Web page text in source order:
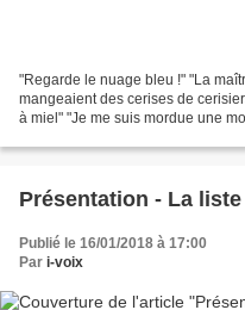
"Regarde le nuage bleu !" "La
mangeaient des cerises de
à miel" "Je me suis mordue une
Présentation - La
Publié le 16/01/2018 à 17:00
Par i-voix